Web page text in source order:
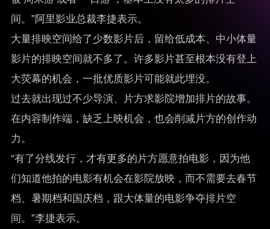
间。”阿里影业总裁李捷表示。
大量排映空间给了少数影片后，留给低成本、中小体量
影片的排映空间就不多了。许多影片甚至根本没有登上
大荧幕的机会，一批优质影片可能就此埋没。
过去就出现过不少导演、片方求影院增加排片的故事。
在内容制作端，缺乏上映机会，也会削减片方的创作动
力。
“有了分线发行，才有更多的片方愿意拍电影，因为他
们知道他拍的电影有机会在影院放映，而不需要去春节
档、暑期档和国庆档，跟大体量的电影争夺排片空
间。”李捷表示。